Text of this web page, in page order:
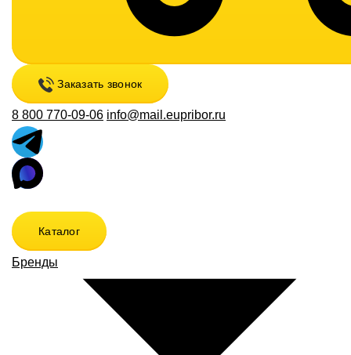
Заказать звонок
8 800 770-09-06 info@mail.eupribor.ru
Каталог
Бренды